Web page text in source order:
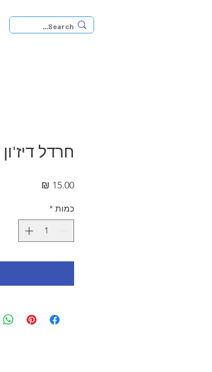
חרדל דיז'ון | Dijon Mustard
כמות *